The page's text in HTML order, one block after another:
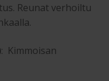
Reunat verhoiltu
: Kimmoisan